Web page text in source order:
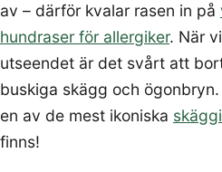
av – därför kvalar rasen in på
hundraser för allergiker. När
utseendet är det svårt att
buskiga skägg och
en av de mest ikoniska
finns!